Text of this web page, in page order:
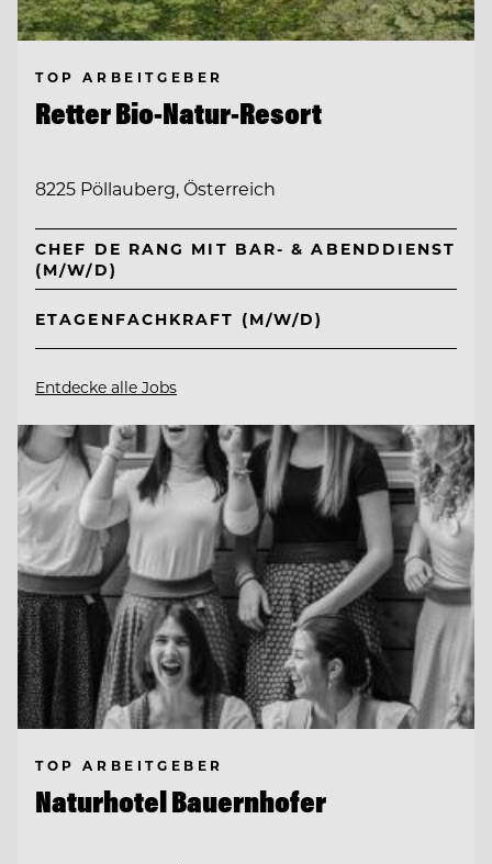
TOP ARBEITGEBER
Retter Bio-Natur-Resort
8225 Pöllauberg, Österreich
CHEF DE RANG MIT BAR- & ABENDDIENST
(M/W/D)
ETAGENFACHKRAFT (M/W/D)
Entdecke alle Jobs
TOP ARBEITGEBER
Naturhotel Bauernhofer